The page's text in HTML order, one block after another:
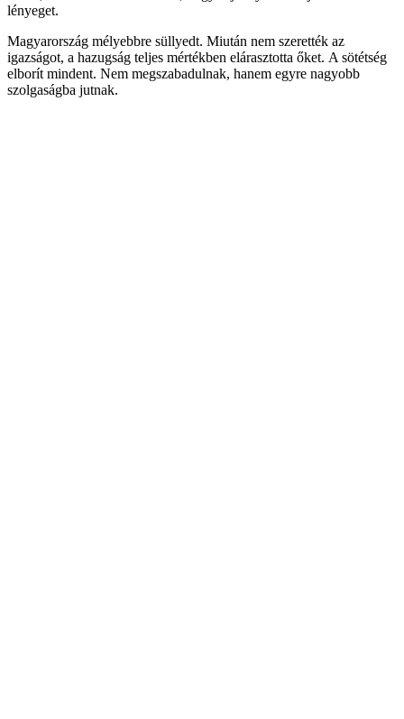
lényeget.
Magyarország mélyebbre süllyedt. Miután nem szerették az
igazságot, a hazugság teljes mértékben elárasztotta őket. A sötétség
elborít mindent. Nem megszabadulnak, hanem egyre nagyobb
szolgaságba jutnak.